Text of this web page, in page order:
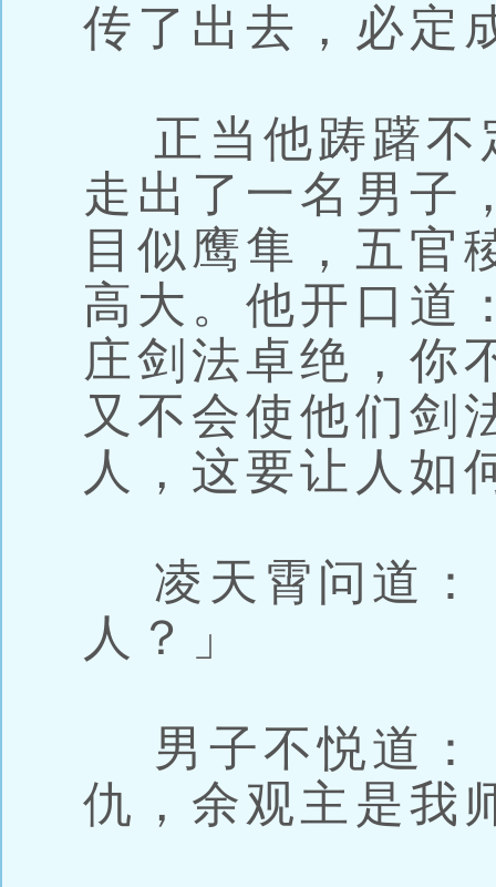
传了出去，必定
正当他踌躇不
走出了一名男子
目似鹰隼，五官
高大。他开口道
庄剑法卓绝，你
又不会使他们剑
人，这要让人如
凌天霄问道：
人？」
男子不悦道：
仇，余观主是我